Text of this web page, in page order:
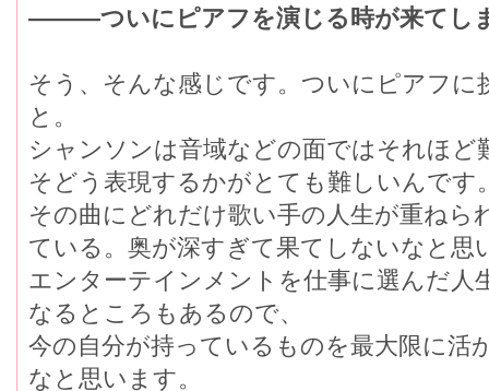
―――ついにピアフを演じる時が来てし
そう、そんな感じです。ついにピアフ
と。
シャンソンは音域などの面ではそれほ
そどう表現するかがとても難しいんです
その曲にどれだけ歌い手の人生が重ねら
ている。奥が深すぎて果てしないなと思
エンターテインメントを仕事に選んだ人
なるところもあるので、
今の自分が持っているものを最大限に活
なと思います。